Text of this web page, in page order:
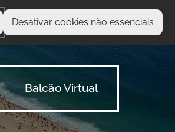
Desativar cookies não essenciais
O que procura?
Balcão Virtual